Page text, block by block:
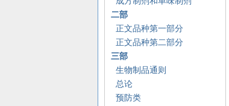
二部
正文品种第一部分
正文品种第二部分
三部
生物制品通则
总论
预防类